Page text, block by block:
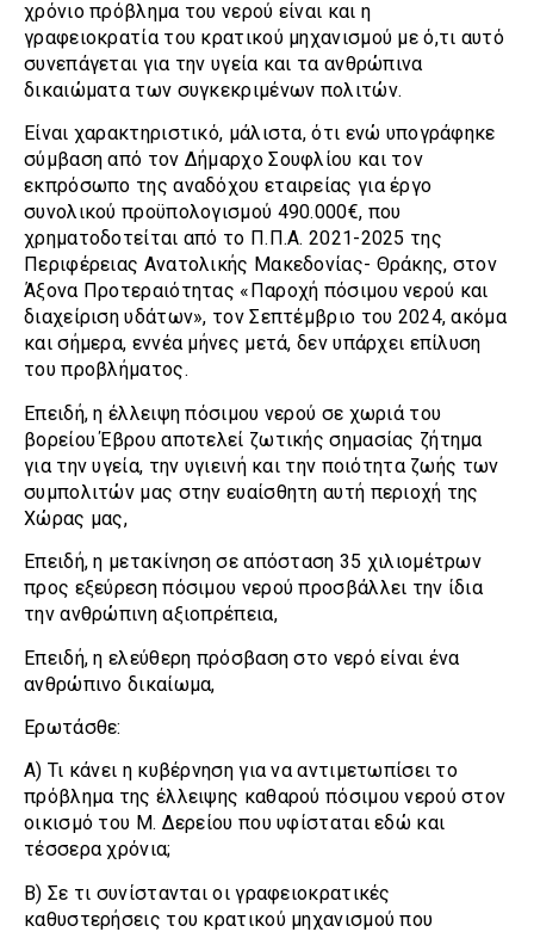
χρόνιο πρόβλημα του νερού είναι και η
γραφειοκρατία του κρατικού μηχανισμού με ό,τι αυτό
συνεπάγεται για την υγεία και τα ανθρώπινα
δικαιώματα των συγκεκριμένων πολιτών.
Είναι χαρακτηριστικό, μάλιστα, ότι ενώ υπογράφηκε
σύμβαση από τον Δήμαρχο Σουφλίου και τον
εκπρόσωπο της αναδόχου εταιρείας για έργο
συνολικού προϋπολογισμού 490.000€, που
χρηματοδοτείται από το Π.Π.Α. 2021-2025 της
Περιφέρειας Ανατολικής Μακεδονίας- Θράκης, στον
Άξονα Προτεραιότητας «Παροχή πόσιμου νερού και
διαχείριση υδάτων», τον Σεπτέμβριο του 2024, ακόμα
και σήμερα, εννέα μήνες μετά, δεν υπάρχει επίλυση
του προβλήματος.
Επειδή, η έλλειψη πόσιμου νερού σε χωριά του
βορείου Έβρου αποτελεί ζωτικής σημασίας ζήτημα
για την υγεία, την υγιεινή και την ποιότητα ζωής των
συμπολιτών μας στην ευαίσθητη αυτή περιοχή της
Χώρας μας,
Επειδή, η μετακίνηση σε απόσταση 35 χιλιομέτρων
προς εξεύρεση πόσιμου νερού προσβάλλει την ίδια
την ανθρώπινη αξιοπρέπεια,
Επειδή, η ελεύθερη πρόσβαση στο νερό είναι ένα
ανθρώπινο δικαίωμα,
Ερωτάσθε:
Α) Τι κάνει η κυβέρνηση για να αντιμετωπίσει το
πρόβλημα της έλλειψης καθαρού πόσιμου νερού στον
οικισμό του Μ. Δερείου που υφίσταται εδώ και
τέσσερα χρόνια;
Β) Σε τι συνίστανται οι γραφειοκρατικές
καθυστερήσεις του κρατικού μηχανισμού που